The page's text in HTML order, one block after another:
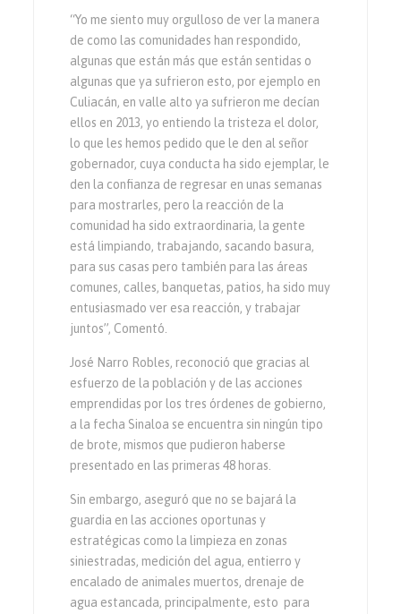
“Yo me siento muy orgulloso de ver la manera
de como las comunidades han respondido,
algunas que están más que están sentidas o
algunas que ya sufrieron esto, por ejemplo en
Culiacán, en valle alto ya sufrieron me decían
ellos en 2013, yo entiendo la tristeza el dolor,
lo que les hemos pedido que le den al señor
gobernador, cuya conducta ha sido ejemplar, le
den la confianza de regresar en unas semanas
para mostrarles, pero la reacción de la
comunidad ha sido extraordinaria, la gente
está limpiando, trabajando, sacando basura,
para sus casas pero también para las áreas
comunes, calles, banquetas, patios, ha sido muy
entusiasmado ver esa reacción, y trabajar
juntos”, Comentó.
José Narro Robles, reconoció que gracias al
esfuerzo de la población y de las acciones
emprendidas por los tres órdenes de gobierno,
a la fecha Sinaloa se encuentra sin ningún tipo
de brote, mismos que pudieron haberse
presentado en las primeras 48 horas.
Sin embargo, aseguró que no se bajará la
guardia en las acciones oportunas y
estratégicas como la limpieza en zonas
siniestradas, medición del agua, entierro y
encalado de animales muertos, drenaje de
agua estancada, principalmente, esto para